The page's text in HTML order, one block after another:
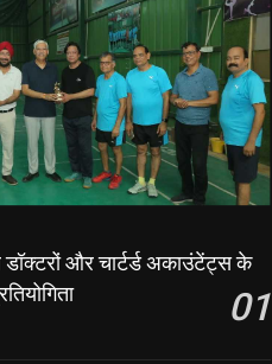
और चार्टर्ड अकाउंटेंट्स के
01